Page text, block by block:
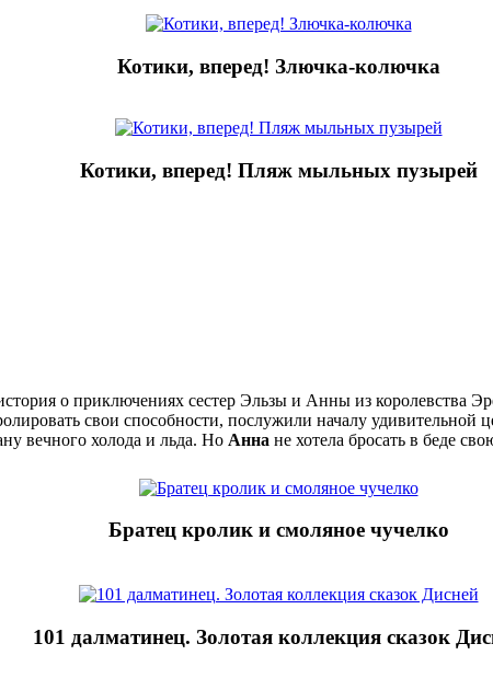
Котики, вперед! Злючка-колючка
Котики, вперед! Пляж мыльных пузырей
о приключениях сестер Эльзы и Анны из королевства
свои способности, послужили началу
вечного холода и льда. Но Анна не хотела бросать в беде
Братец кролик и смоляное чучелко
101 далматинец. Золотая коллекция сказок